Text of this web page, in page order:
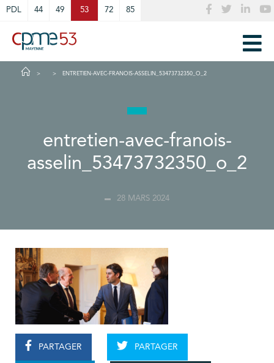
PDL 44 49 53 72 85
ENTRETIEN-AVEC-FRANOIS-ASSELIN_53473732350_O_2
entretien-avec-franois-
asselin_53473732350_o_2
28 MARS 2024
PARTAGER PARTAGER
Cookies management panel